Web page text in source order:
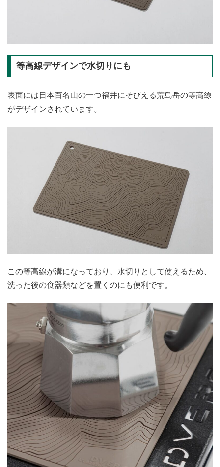
等高線デザインで水切りにも
表面には日本百名山の一つ福井にそびえる荒島岳の等高線
がデザインされています。
この等高線が溝になっており、水切りとして使えるため、
洗った後の食器類などを置くのにも便利です。